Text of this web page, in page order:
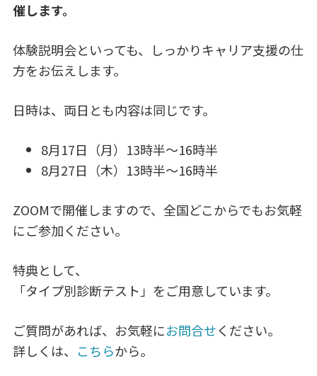
催します。
体験説明会といっても、しっかりキャリア支援の仕
方をお伝えします。
日時は、両日とも内容は同じです。
8月17日（月）13時半～16時半
8月27日（木）13時半～16時半
ZOOMで開催しますので、全国どこからでもお気軽
にご参加ください。
特典として、
「タイプ別診断テスト」をご用意しています。
ご質問があれば、お気軽にお問合せください。
詳しくは、 こちらから。